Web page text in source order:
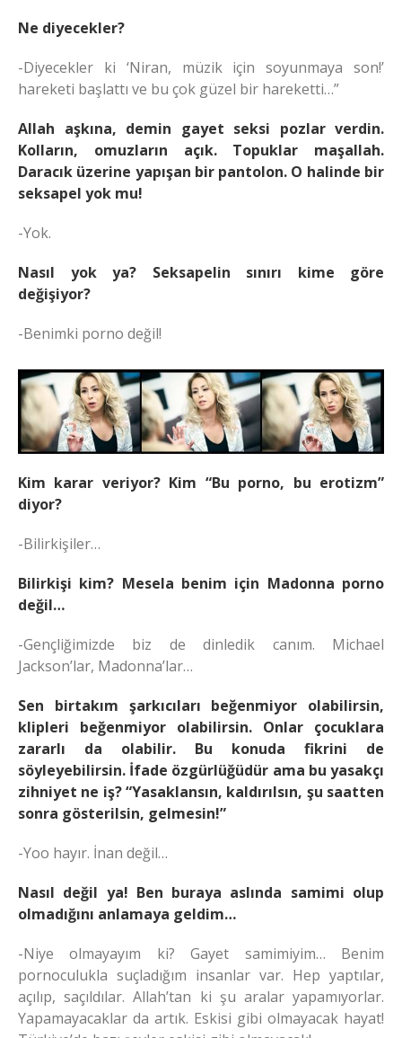
Ne diyecekler?
-Diyecekler ki ‘Niran, müzik için soyunmaya son!’
hareketi başlattı ve bu çok güzel bir hareketti…”
Allah aşkına, demin gayet seksi pozlar verdin.
Kolların, omuzların açık. Topuklar maşallah.
Daracık üzerine yapışan bir pantolon. O halinde bir
seksapel yok mu!
-Yok.
Nasıl yok ya? Seksapelin sınırı kime göre
değişiyor?
-Benimki porno değil!
Kim karar veriyor? Kim “Bu porno, bu erotizm”
diyor?
-Bilirkişiler…
Bilirkişi kim? Mesela benim için Madonna porno
değil…
-Gençliğimizde biz de dinledik canım. Michael
Jackson’lar, Madonna’lar…
Sen birtakım şarkıcıları beğenmiyor olabilirsin,
klipleri beğenmiyor olabilirsin. Onlar çocuklara
zararlı da olabilir. Bu konuda fikrini de
söyleyebilirsin. İfade özgürlüğüdür ama bu yasakçı
zihniyet ne iş? “Yasaklansın, kaldırılsın, şu saatten
sonra gösterilsin, gelmesin!”
-Yoo hayır. İnan değil…
Nasıl değil ya! Ben buraya aslında samimi olup
olmadığını anlamaya geldim…
-Niye olmayayım ki? Gayet samimiyim… Benim
pornoculukla suçladığım insanlar var. Hep yaptılar,
açılıp, saçıldılar. Allah’tan ki şu aralar yapamıyorlar.
Yapamayacaklar da artık. Eskisi gibi olmayacak hayat!